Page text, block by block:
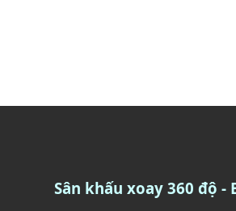
Sân khấu xoay 360 độ -